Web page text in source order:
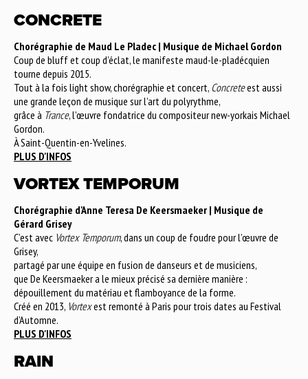
CONCRETE
Chorégraphie de Maud Le Pladec | Musique de Michael Gordon
Coup de bluff et coup d’éclat, le manifeste maud-le-pladécquien
tourne depuis 2015.
Tout à la fois light show, chorégraphie et concert, Concreteest aussi
une grande leçon de musique sur l’art du polyrythme,
grâce à Trance, l’œuvre fondatrice du compositeur new-yorkais Michael
Gordon.
À Saint-Quentin-en-Yvelines.
PLUS D'INFOS
VORTEX TEMPORUM
Chorégraphie d'Anne Teresa De Keersmaeker | Musique de
Gérard Grisey
C’est avec Vortex Temporum, dans un coup de foudre pour l’œuvre de
Grisey,
partagé par une équipe en fusion de danseurs et de musiciens,
que De Keersmaeker a le mieux précisé sa dernière manière :
dépouillement du matériau et flamboyance de la forme.
Créé en 2013, Vortexest remonté à Paris pour trois dates au Festival
d’Automne.
PLUS D'INFOS
RAIN